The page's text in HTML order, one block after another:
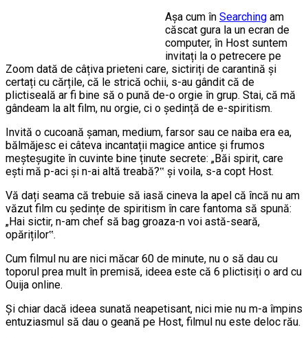
Așa cum în Searching am
căscat gura la un ecran de
computer, în Host suntem
invitați la o petrecere pe
Zoom dată de câțiva prieteni care, sictiriți de carantină și
certați cu cărțile, că le strică ochii, s-au gândit că de
plictiseală ar fi bine să o pună de-o orgie în grup. Stai, că mă
gândeam la alt film, nu orgie, ci o ședință de e-spiritism.
Invită o cucoană șaman, medium, farsor sau ce naiba era ea,
bălmăjesc ei câteva incantații magice antice și frumos
meșteșugite în cuvinte bine ținute secrete: „Băi spirit, care
ești mă p-aci și n-ai altă treabă?‟ și voila, s-a copt Host.
Vă dați seama că trebuie să iasă cineva la apel că încă nu am
văzut film cu ședințe de spiritism în care fantoma să spună:
„Hai sictir, n-am chef să bag groaza-n voi astă-seară,
opăriților‟.
Cum filmul nu are nici măcar 60 de minute, nu o să dau cu
toporul prea mult în premisă, ideea este că 6 plictisiți o ard cu
Ouija online.
Și chiar dacă ideea sunată neapetisant, nici mie nu m-a împins
entuziasmul să dau o geană pe Host, filmul nu este deloc rău.